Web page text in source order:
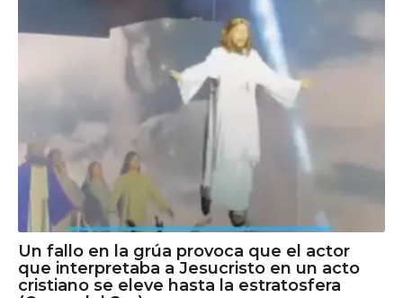
Un fallo en la grúa provoca que el actor
que interpretaba a Jesucristo en un acto
cristiano se eleve hasta la estratosfera